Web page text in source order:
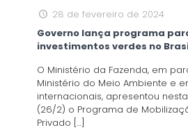
28 de fevereiro de 2024
Governo lança programa
investimentos verdes no
O Ministério da Fazenda, em
Ministério do Meio Ambiente e
internacionais, apresentou
(26/2) o Programa de
Privado […]